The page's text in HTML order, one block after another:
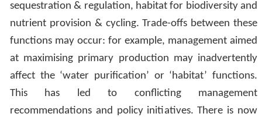
sequestration & regulation, habitat for biodiversity and
nutrient provision & cycling. Trade-offs between these
functions may occur: for example, management aimed
at maximising primary production may inadvertently
affect the ‘water purification’ or ‘habitat’ functions.
This has led to conflicting management
recommendations and policy initiatives. There is now